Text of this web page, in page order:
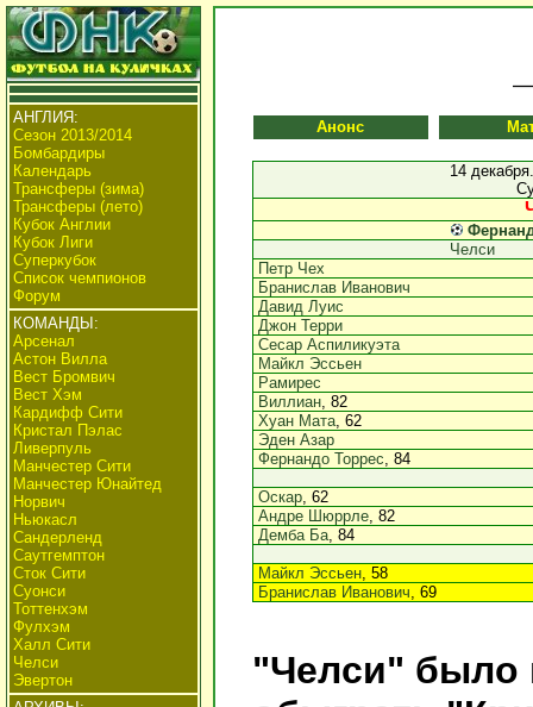
АНГЛИЯ:
Сезон 2013/2014
Бомбардиры
Календарь
Трансферы (зима)
Трансферы (лето)
Кубок Англии
Кубок Лиги
Суперкубок
Список чемпионов
Форум
КОМАНДЫ:
Арсенал
Астон Вилла
Вест Бромвич
Вест Хэм
Кардифф Сити
Кристал Пэлас
Ливерпуль
Манчестер Сити
Манчестер Юнайтед
Норвич
Ньюкасл
Сандерленд
Саутгемптон
Сток Сити
Суонси
Тоттенхэм
Фулхэм
Халл Сити
Челси
Эвертон
Анонс
14
Челси
Петр Чех
Бранислав Иванович
Давид Луис
Джон Терри
Сесар Аспиликуэта
Майкл Эссьен
Рамирес
Виллиан, 82
Хуан Мата, 62
Эден Азар
Фернандо Торрес, 84
Оскар, 62
Андре Шюррле, 82
Демба Ба, 84
Майкл Эссьен, 58
Бранислав Иванович, 69
"Челси" было